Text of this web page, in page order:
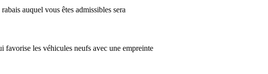
auquel vous êtes admissibles sera
favorise les véhicules neufs avec une empreinte